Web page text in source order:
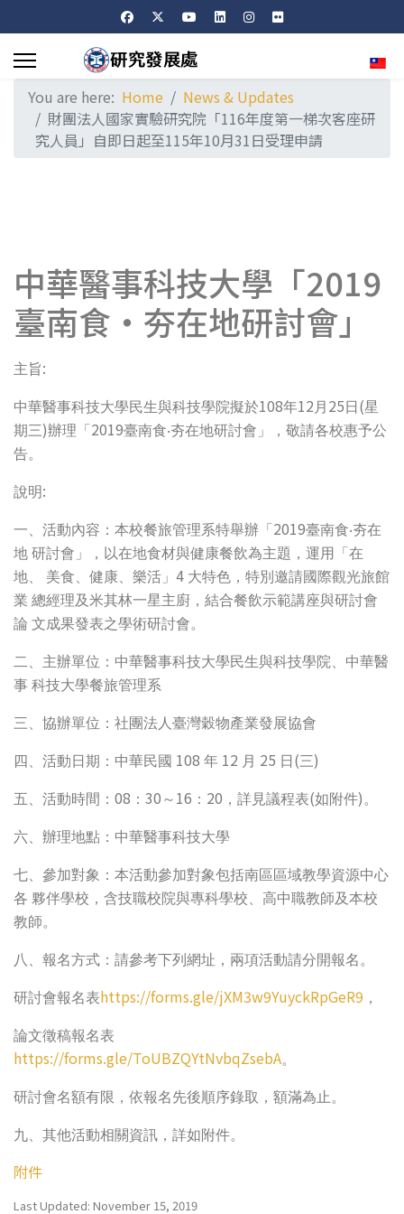
You are here: Home
News & Updates
財團法人國家實驗研究院「116年度第一梯次客座研
究人員」自即日起至115年10月31日受理申請
中華醫事科技大學「2019
臺南食‧夯在地研討會」
主旨:
中華醫事科技大學民生與科技學院擬於108年12 月 25 日 (星
期三)辦理「 2019臺南食‧夯在地研討會」，敬請各校惠予公
告。
說明:
一、活動內容：本校餐旅管理系特舉辦「 2019臺南食‧夯在
地 研討會」，以在地食材與健康餐飲為主題，運用「在
地、
美食、健康、樂活」 4 大特色，特別邀請國際觀光旅館
業 總經理及米其林一星主廚，結合餐飲示範講座與研討會
論 文成果發表之學術研討會。
二、主辦單位：中華醫事科技大學民生與科技學院、中華醫
事 科技大學餐旅管理系
三、協辦單位：社團法人臺灣穀物產業發展協會
四、活動日期：中華民國 108 年 12 月 25 日 (三)
五、活動時間： 08 ： 30 ～ 16 ： 20 ，詳見議程表(如附件) 。
六、辦理地點：中華醫事科技大學
七、參加對象：本活動參加對象包括南區區域教學資源中心
各 夥伴學校，含技職校院與專科學校、高中職教師及本校
教師。
八、報名方式：請參考下列網址，兩項活動請分開報名。
研討會報名表https://forms.gle/jXM3w9YuyckRpGeR9 ，
論文徵稿報名表
https://forms.gle/ToUBZQYtNvbqZsebA。
研討會名額有限，依報名先後順序錄取，額滿為止。
九、其他活動相關資訊，詳如附件。
附件
Last Updated: November 15, 2019